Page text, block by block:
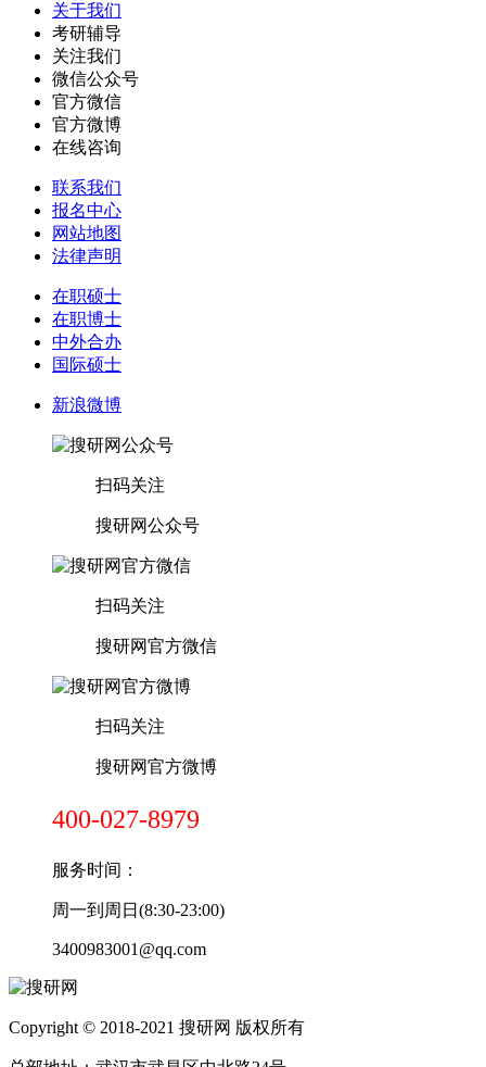
关于我们
考研辅导
关注我们
微信公众号
官方微信
官方微博
在线咨询
联系我们
报名中心
网站地图
法律声明
在职硕士
在职博士
中外合办
国际硕士
新浪微博
扫码关注
搜研网公众号
扫码关注
搜研网官方微信
扫码关注
搜研网官方微博
400-027-8979
服务时间：
周一到周日(8:30-23:00)
3400983001@qq.com
Copyright © 2018-2021 搜研网 版权所有